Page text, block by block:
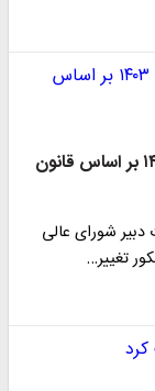
خبر مهم برای داوطلبان کنکور / کنکور از سال ۱۴۰۳ بر اساس قانون
شورای عالی
تغییر…